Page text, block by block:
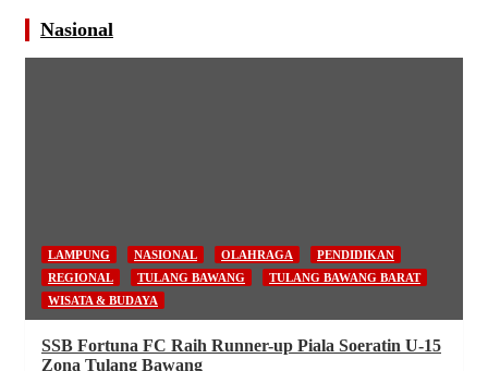
Nasional
LAMPUNG NASIONAL OLAHRAGA
PENDIDIKAN
REGIONAL
TULANG BAWANG
TULANG BAWANG BARAT
WISATA & BUDAYA
SSB Fortuna FC Raih Runner-up Piala Soeratin U-15
Zona Tulang Bawang